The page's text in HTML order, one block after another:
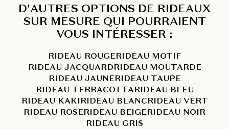
D'AUTRES OPTIONS DE RIDEAUX
SUR MESURE QUI POURRAIENT
VOUS INTÉRESSER :
RIDEAU ROUGERIDEAU MOTIF
RIDEAU JACQUARDRIDEAU MOUTARDE
RIDEAU JAUNERIDEAU TAUPE
RIDEAU TERRACOTTARIDEAU BLEU
RIDEAU KAKIRIDEAU BLANCRIDEAU VERT
RIDEAU ROSERIDEAU BEIGERIDEAU NOIR
RIDEAU GRIS